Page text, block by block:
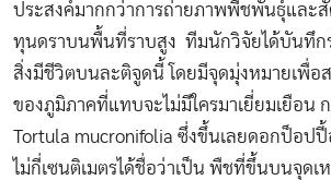
ประสงค์มากกว่าการถ่ายภาพพืชพันธุ์และสั
ทุนดราบนพื้นที่ราบสูง ทีมนักวิจัยได้บันทึก
สิ่งมีชีวิตบนละติจูดนี้ โดยมีจุดมุ่งหมายเพื่อ
ของภูมิภาคที่แทบจะไม่มีใครมาเยี่ยมเยือน
Tortula mucronifolia ซึ่งขึ้นเลยดอกป็อปปี้
ไม่กี่เซนติเมตรได้ชื่อว่าเป็น พืชที่ขึ้นบนจุด